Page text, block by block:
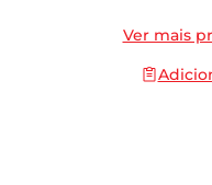
Ver mais